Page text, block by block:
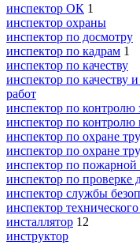
инспектор ОК 1
инспектор охраны
инспектор по досмотру
инспектор по кадрам 1
инспектор по качеству
инспектор по качеству
работ
инспектор по контролю
инспектор по контролю
инспектор по охране
инспектор по охране
инспектор по пожарной
инспектор по проверке
инспектор службы
инспектор технического
инсталлятор 12
инструктор